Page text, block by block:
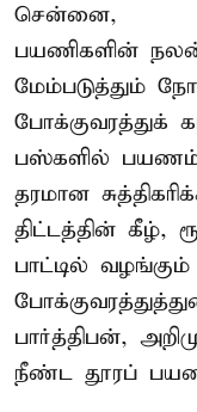
சென்னை,
பயணிகளின்
மேம்படுத்தும்
போக்குவரத்துக்
பஸ்களில் பயணம்
தரமான
திட்டத்தின் கீழ்,
பாட்டில்
பார்த்திபன்,
நீண்ட தூரப்